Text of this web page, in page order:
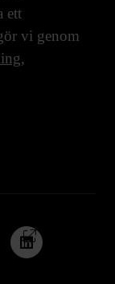
ett
vi genom
,
Följ
oss